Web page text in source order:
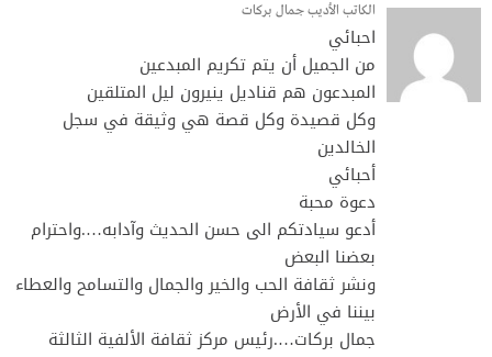
الكاتب الأديب جمال بركات
احبائي
من الجميل أن يتم تكريم المبدعين
المبدعون هم قناديل ينيرون ليل المتلقين
وكل قصيدة وكل قصة هي وثيقة في سجل
الخالدين
أحبائي
دعوة محبة
أدعو سيادتكم الى حسن الحديث وآدابه….واحترام
بعضنا البعض
ونشر ثقافة الحب والخير والجمال والتسامح والعطاء
بيننا في الأرض
جمال بركات….رئيس مركز ثقافة الألفية الثالثة